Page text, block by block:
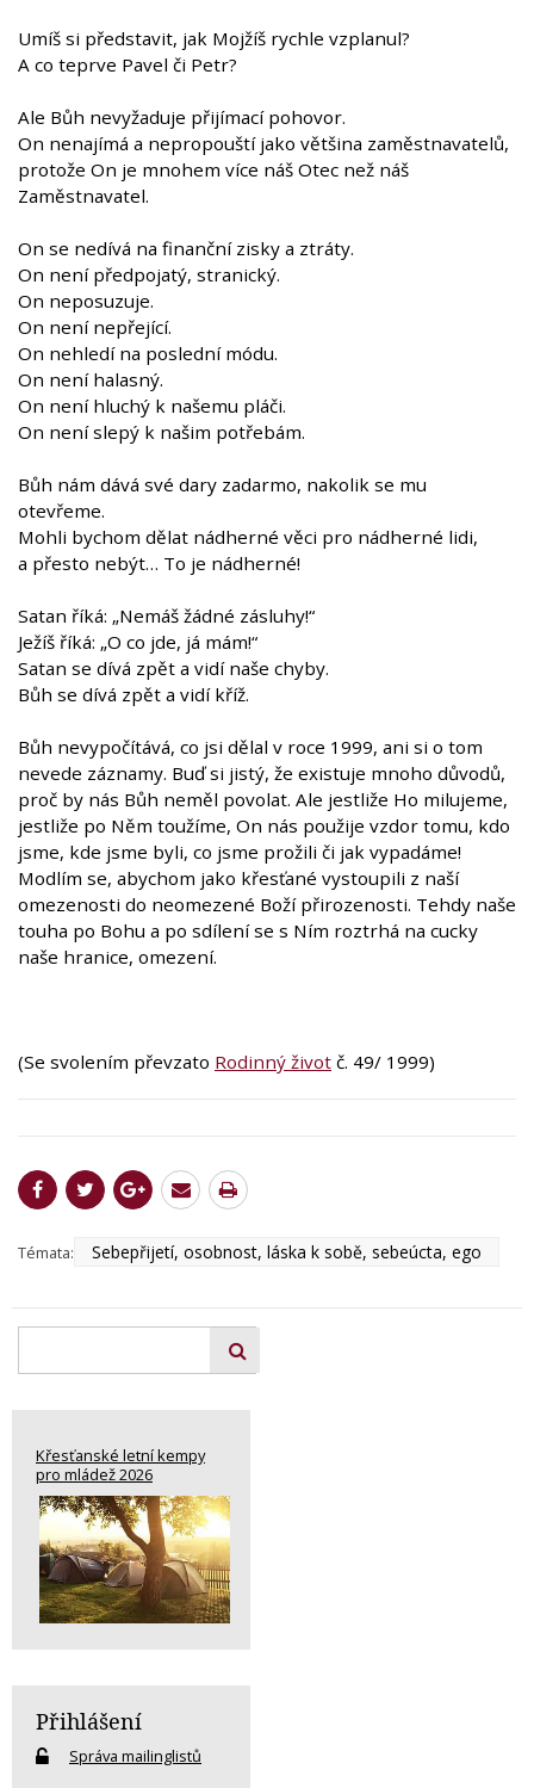
Umíš si představit, jak Mojžíš rychle vzplanul?
A co teprve Pavel či Petr?
Ale Bůh nevyžaduje přijímací pohovor.
On nenajímá a nepropouští jako většina zaměstnavatelů,
protože On je mnohem více náš Otec než náš
Zaměstnavatel.
On se nedívá na finanční zisky a ztráty.
On není předpojatý, stranický.
On neposuzuje.
On není nepřející.
On nehledí na poslední módu.
On není halasný.
On není hluchý k našemu pláči.
On není slepý k našim potřebám.
Bůh nám dává své dary zadarmo, nakolik se mu
otevřeme.
Mohli bychom dělat nádherné věci pro nádherné lidi,
a přesto nebýt… To je nádherné!
Satan říká: „Nemáš žádné zásluhy!“
Ježíš říká: „O co jde, já mám!“
Satan se dívá zpět a vidí naše chyby.
Bůh se dívá zpět a vidí kříž.
Bůh nevypočítává, co jsi dělal v roce 1999, ani si o tom
nevede záznamy. Buď si jistý, že existuje mnoho důvodů,
proč by nás Bůh neměl povolat. Ale jestliže Ho milujeme,
jestliže po Něm toužíme, On nás použije vzdor tomu, kdo
jsme, kde jsme byli, co jsme prožili či jak vypadáme!
Modlím se, abychom jako křesťané vystoupili z naší
omezenosti do neomezené Boží přirozenosti. Tehdy naše
touha po Bohu a po sdílení se s Ním roztrhá na cucky
naše hranice, omezení.
(Se svolením převzato Rodinný život č. 49/ 1999)
Témata: Sebepřijetí, osobnost, láska k sobě, sebeúcta, ego
Křesťanské letní kempy
pro mládež 2026
Přihlášení
Správa mailinglistů